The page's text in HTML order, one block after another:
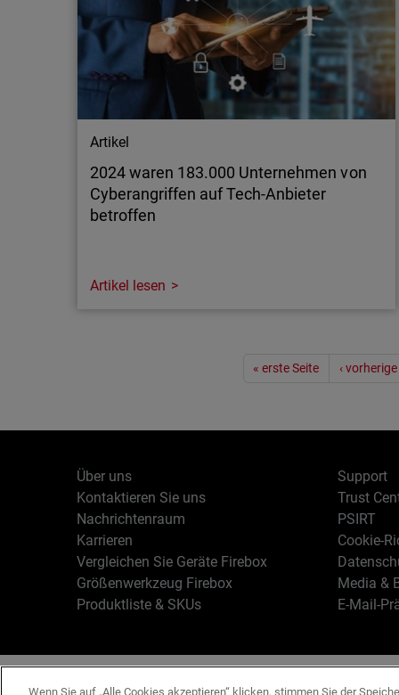
Sicherheitsstrategie ist entscheidend.
Artikel
2024 waren 183.000 Unternehmen von
Cyberangriffen auf Tech-Anbieter
betroffen
2024 waren 183.000 Unternehmen von
Angriffe auf die Lieferkette sind keine
Unternehmen und insbesondere Managed
Service Provider gezielt wappnen.
Artikel lesen
« erste Seite ‹
Über uns
Kontaktieren Sie uns
Nachrichtenraum
Karrieren
Vergleichen Sie Geräte Firebox
Größenwerkzeug Firebox
Produktliste & SKUs
Support
Trust
PSIRT
Cookie-
Media &
E-Mail-
Copyright ©
Wenn Sie auf „Alle Cookies akzeptieren“ klicken, stimmen Sie der